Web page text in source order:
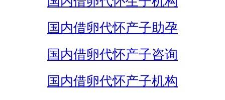
国内借卵代怀产子助孕
国内借卵代怀产子咨询
国内借卵代怀产子机构